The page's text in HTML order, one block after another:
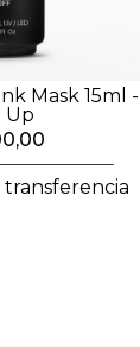
Mask 15ml -
Up
transferencia